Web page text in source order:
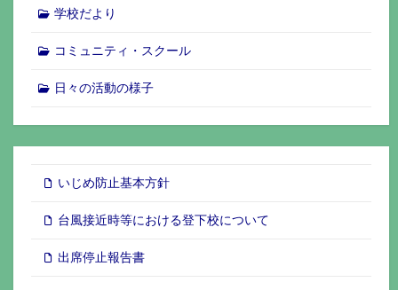
学校だより
コミュニティ・スクール
日々の活動の様子
いじめ防止基本方針
台風接近時等における登下校について
出席停止報告書